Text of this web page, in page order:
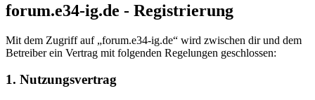
forum.e34-ig.de - Registrierung
Mit dem Zugriff auf „forum.e34-ig.de“ wird zwischen dir und dem
Betreiber ein Vertrag mit folgenden Regelungen geschlossen:
1. Nutzungsvertrag